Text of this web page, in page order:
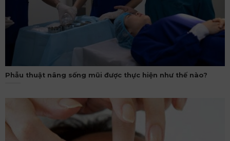
Phẫu thuật nâng sống mũi được thực hiện như thế nào?